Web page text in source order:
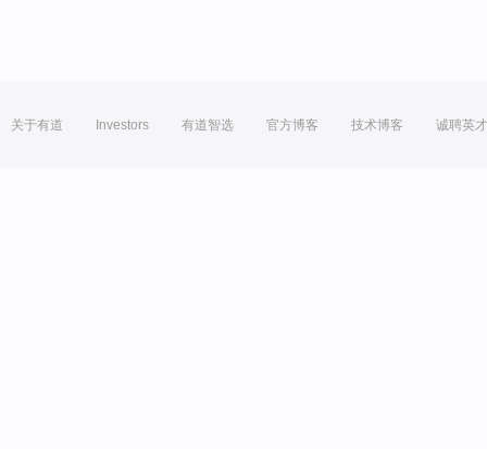
关于有道 Investors 有道智选 官方博客 技术博客 诚聘英才